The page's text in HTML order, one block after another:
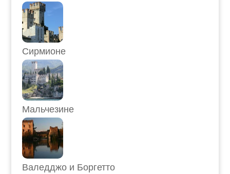
Сирмионе
Мальчезине
Валедджо и Боргетто